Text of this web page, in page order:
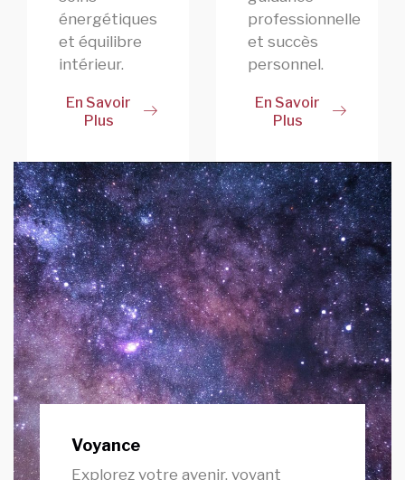
énergétiques
et équilibre
intérieur.
En Savoir
Plus
professionnelle
et succès
personnel.
En Savoir
Plus
Voyance
Explorez votre avenir, voyant